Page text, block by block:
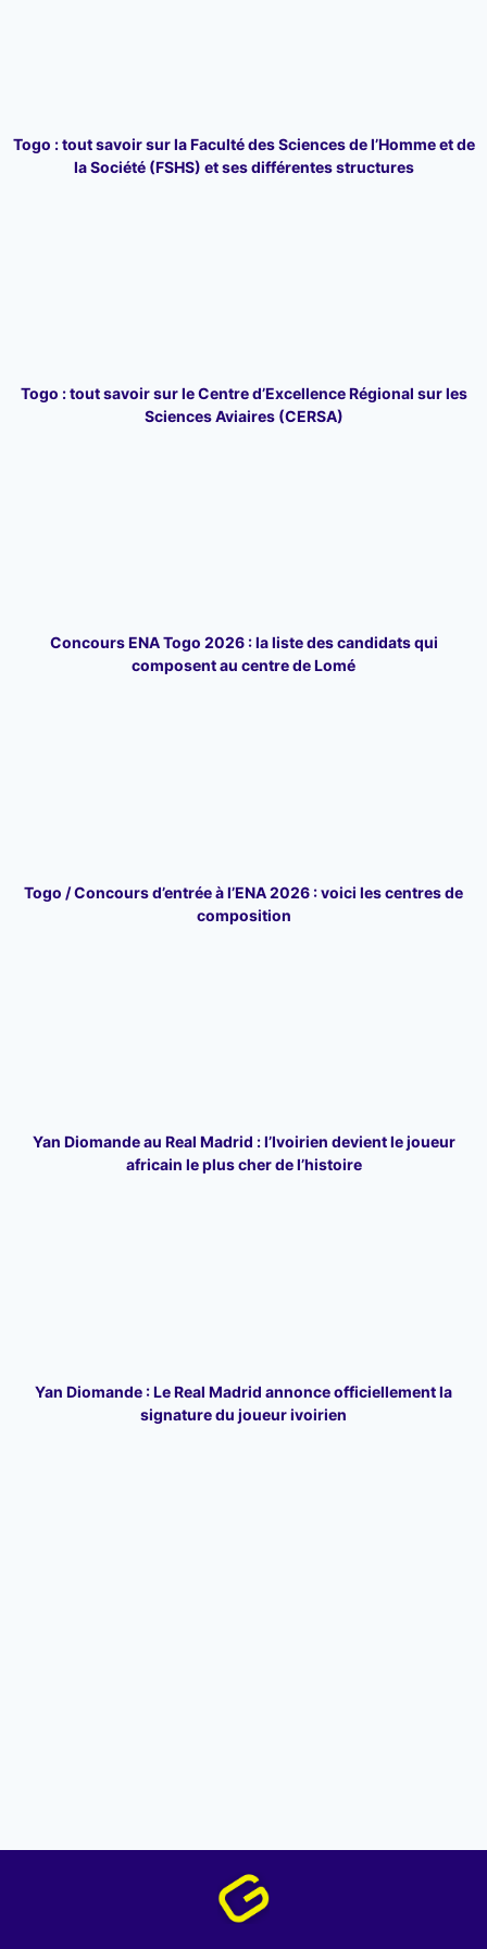
Togo : tout savoir sur la Faculté des Sciences de l’Homme et de
la Société (FSHS) et ses différentes structures
Togo : tout savoir sur le Centre d’Excellence Régional sur les
Sciences Aviaires (CERSA)
Concours ENA Togo 2026 : la liste des candidats qui
composent au centre de Lomé
Togo / Concours d’entrée à l’ENA 2026 : voici les centres de
composition
Yan Diomande au Real Madrid : l’Ivoirien devient le joueur
africain le plus cher de l’histoire
Yan Diomande : Le Real Madrid annonce officiellement la
signature du joueur ivoirien